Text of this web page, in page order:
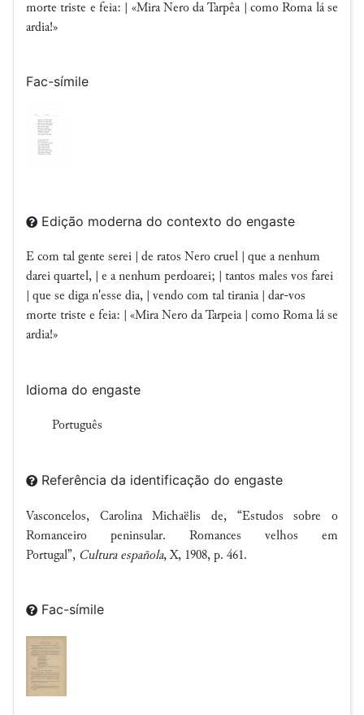
morte triste e feia: | «Mira Nero da Tarpêa | como Roma lá se
ardia!»
Fac-símile
Edição moderna do contexto do engaste
E com tal gente serei | de ratos Nero cruel | que a nenhum
darei quartel, | e a nenhum perdoarei; | tantos males vos farei
| que se diga n'esse dia, | vendo com tal tirania | dar-vos
morte triste e feia: | «Mira Nero da Tarpeia | como Roma lá se
ardia!»
Idioma do engaste
Português
Referência da identificação do engaste
Vasconcelos, Carolina Michaëlis de, “Estudos sobre o
Romanceiro peninsular. Romances velhos em
Portugal”, Cultura española, X, 1908, p. 461.
Fac-símile